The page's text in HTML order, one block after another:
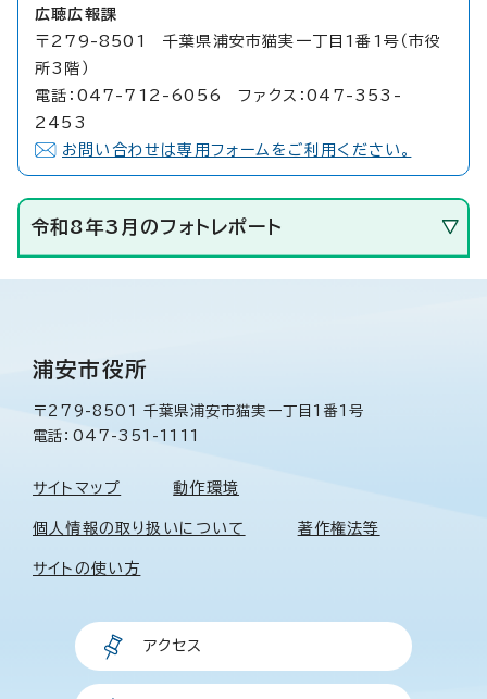
広聴広報課
〒279-8501 千葉県浦安市猫実一丁目1番1号（市役
所3階）
電話：047-712-6056 ファクス：047-353-
2453
お問い合わせは専用フォームをご利用ください。
令和8年3月のフォトレポート
浦安市役所
〒279-8501 千葉県浦安市猫実一丁目1番1号
電話：047-351-1111
サイトマップ 動作環境
個人情報の取り扱いについて 著作権法等
サイトの使い方
アクセス